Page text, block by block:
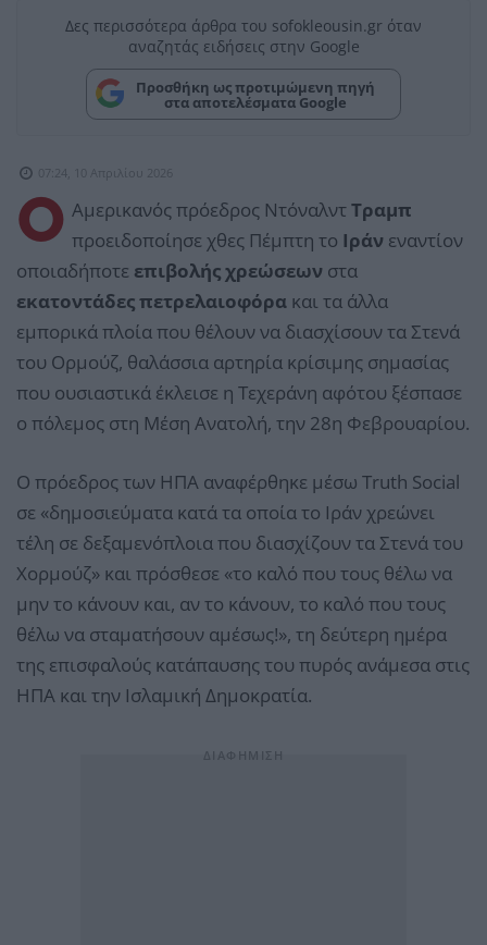
Δες περισσότερα άρθρα του sofokleousin.gr όταν
αναζητάς ειδήσεις στην Google
Προσθήκη ως προτιμώμενη πηγή
στα αποτελέσματα Google
07:24, 10 Απριλίου 2026
Ο Αμερικανός πρόεδρος ΝτόναλντΤραμπ
προειδοποίησε χθες Πέμπτη το Ιράν εναντίον
οποιαδήποτε επιβολής χρεώσεων στα
εκατοντάδες πετρελαιοφόρα και τα άλλα
εμπορικά πλοία που θέλουν να διασχίσουν τα Στενά
του Ορμούζ, θαλάσσια αρτηρία κρίσιμης σημασίας
που ουσιαστικά έκλεισε η Τεχεράνη αφότου ξέσπασε
ο πόλεμος στη Μέση Ανατολή, την 28η Φεβρουαρίου.
Ο πρόεδρος των ΗΠΑ αναφέρθηκε μέσω Truth Social
σε «δημοσιεύματα κατά τα οποία το Ιράν χρεώνει
τέλη σε δεξαμενόπλοια που διασχίζουν τα Στενά του
Χορμούζ» και πρόσθεσε «το καλό που τους θέλω να
μην το κάνουν και, αν το κάνουν, το καλό που τους
θέλω να σταματήσουν αμέσως!», τη δεύτερη ημέρα
της επισφαλούς κατάπαυσης του πυρός ανάμεσα στις
ΗΠΑ και την Ισλαμική Δημοκρατία.